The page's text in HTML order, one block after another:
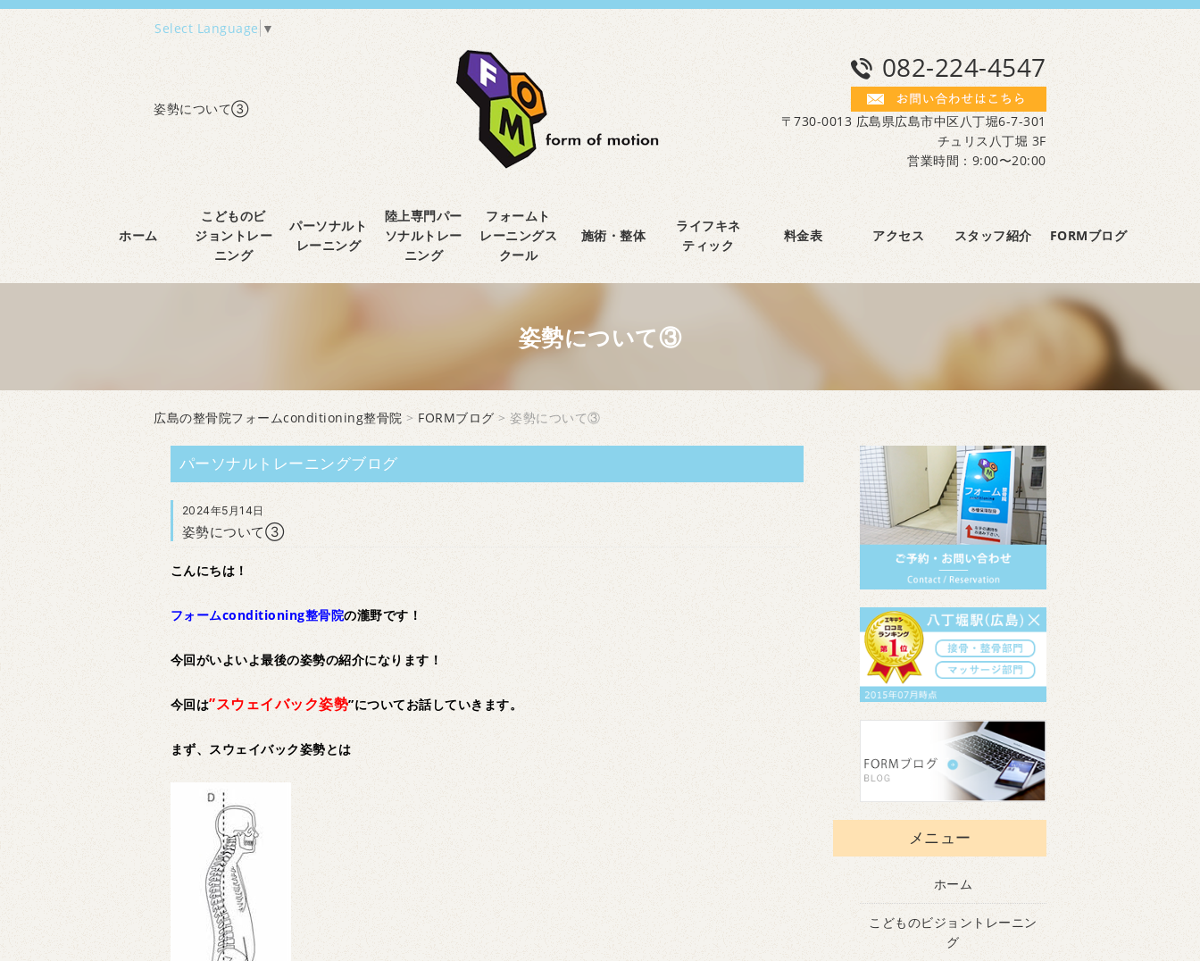
Select Language ▼
姿勢について③
082-224-4547
〒730-0013 広島県広島市中区八丁堀6-7-301
チュリス八丁堀 3F
営業時間：9:00〜20:00
ホーム
こどものビ
ジョントレー
ニング
パーソナルト
レーニング
陸上専門パー
ソナルトレー
ニング
フォームト
レーニングス
クール
施術・整体
ライフキネ
ティック
料金表 アクセス スタッフ紹介 FORMブログ
姿勢について③
広島の整骨院フォームconditioning整骨院 > FORMブログ > 姿勢について③
パーソナルトレーニングブログ
2024年5月14日
姿勢について③
こんにちは！
フォームconditioning整骨院の瀧野です！
今回がいよいよ最後の姿勢の紹介になります！
今回は”スウェイバック姿勢”についてお話していきます。
まず、スウェイバック姿勢とは
メニュー
ホーム
こどものビジョントレーニン
グ